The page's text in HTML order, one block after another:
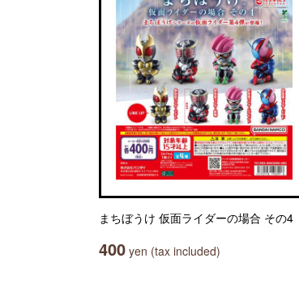
まちぼうけ 仮面ライダーの場合 その4
400 yen (tax included)